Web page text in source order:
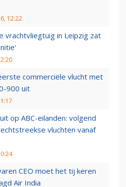
12:22
vrachtvliegtuig in Leipzig zat
commerciële vlucht met
900 uit
op ABC-eilanden: volgend
vluchten vanaf
CEO moet het tij keren
Air India